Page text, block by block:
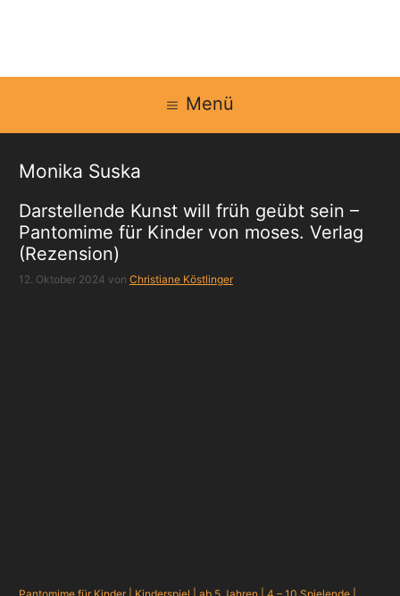
Menü
Monika Suska
Darstellende Kunst will früh geübt sein –
Pantomime für Kinder von moses. Verlag
(Rezension)
12. Oktober 2024 von Christiane Köstlinger